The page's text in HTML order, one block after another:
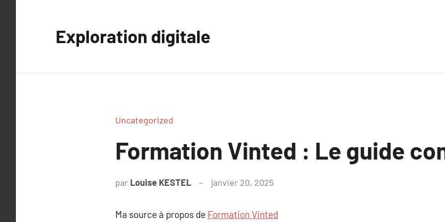
Exploration digitale
Uncategorized
Formation Vinted : Le guide
par Louise KESTEL janvier 20, 2025
Ma source à propos de Formation Vinted